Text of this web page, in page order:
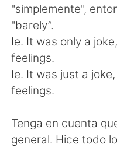
"simplemente",
"barely”.
Ie. It was only a
feelings.
Ie. It was just a
feelings.
Tenga en cuenta
general. Hice todo